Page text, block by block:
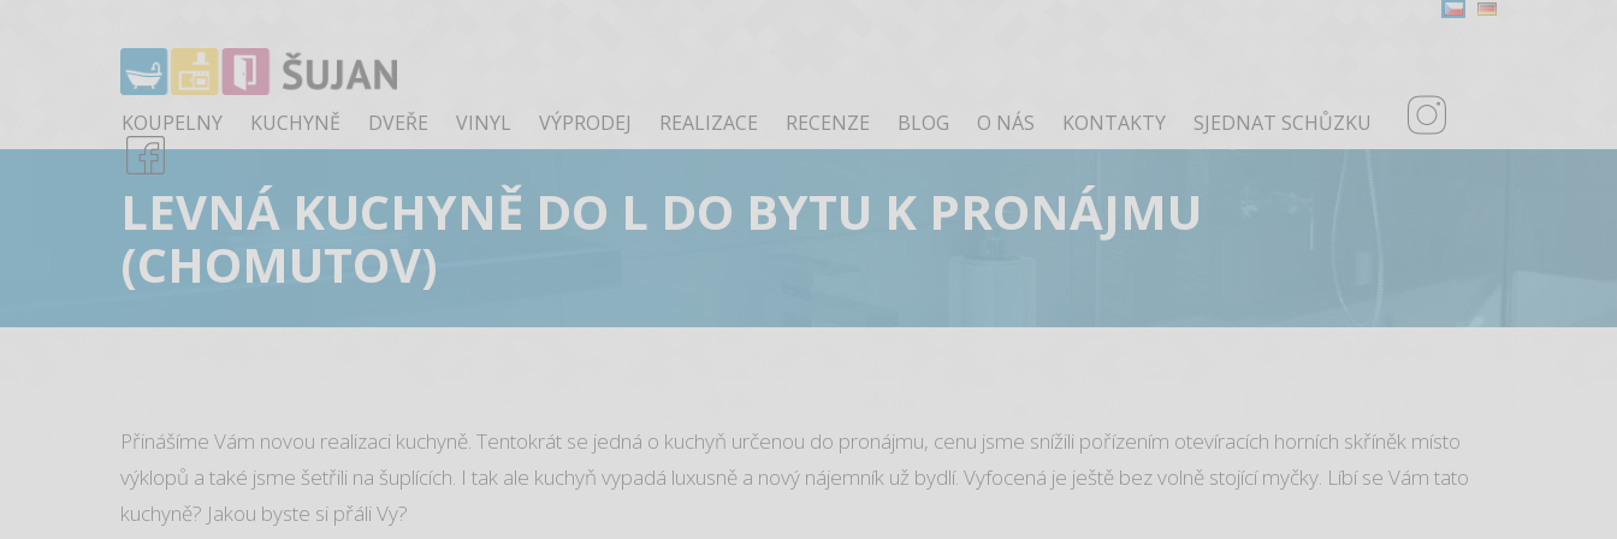
KOUPELNY KUCHYNĚ DVEŘE VINYL VÝPRODEJ REALIZACE RECENZE BLOG O NÁS KONTAKTY SJEDNAT SCHŮZKU
LEVNÁ KUCHYNĚ DO L DO BYTU K PRONÁJMU
(CHOMUTOV)
Přinášíme Vám novou realizaci kuchyně. Tentokrát se jedná o kuchyň určenou do pronájmu, cenu jsme snížili pořízením otevíracích horních skříněk místo
výklopů a také jsme šetřili na šuplících. I tak ale kuchyň vypadá luxusně a nový nájemník už bydlí. Vyfocená je ještě bez volně stojící myčky. Líbí se Vám tato
kuchyně? Jakou byste si přáli Vy?